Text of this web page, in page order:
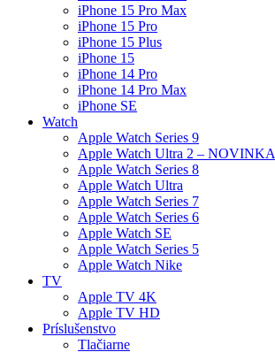
iPhone 15 Pro Max
iPhone 15 Pro
iPhone 15 Plus
iPhone 15
iPhone 14 Pro
iPhone 14 Pro Max
iPhone SE
Watch
Apple Watch Series 9
Apple Watch Ultra 2 – NOVINKA
Apple Watch Series 8
Apple Watch Ultra
Apple Watch Series 7
Apple Watch Series 6
Apple Watch SE
Apple Watch Series 5
Apple Watch Nike
TV
Apple TV 4K
Apple TV HD
Príslušenstvo
Tlačiarne